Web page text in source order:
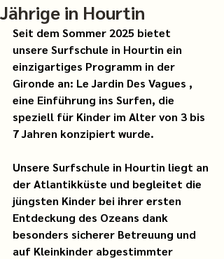
Jährige in Hourtin
Seit dem Sommer 2025 bietet
unsere Surfschule in Hourtin ein
einzigartiges Programm in der
Gironde an: Le Jardin Des Vagues ,
eine Einführung ins Surfen, die
speziell für Kinder im Alter von 3 bis
7 Jahren konzipiert wurde.
Unsere Surfschule in Hourtin liegt an
der Atlantikküste und begleitet die
jüngsten Kinder bei ihrerersten
Entdeckung des Ozeans dank
besonders sicherer Betreuung und
auf Kleinkinder abgestimmter